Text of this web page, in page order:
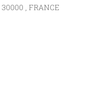
30000 , FRANCE